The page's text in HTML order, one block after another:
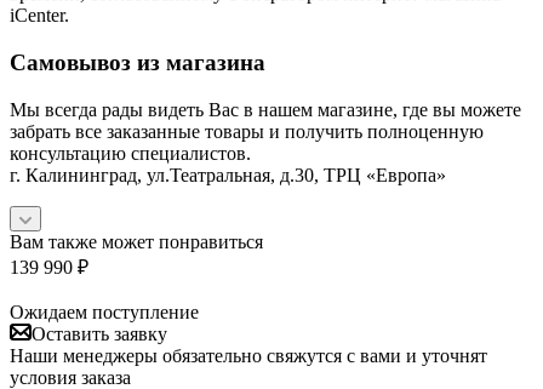
iCenter.
Самовывоз из магазина
Мы всегда рады видеть Вас в нашем магазине, где вы можете
забрать все заказанные товары и получить полноценную
консультацию специалистов.
г. Калининград, ул.Театральная, д.30, ТРЦ «Европа»
Вам также может понравиться
139 990 ₽
Ожидаем поступление
Оставить заявку
Наши менеджеры обязательно свяжутся с вами и уточнят
условия заказа